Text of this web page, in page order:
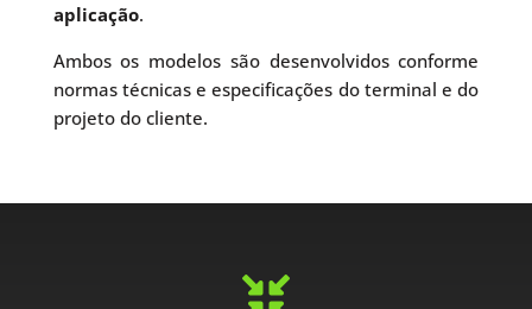
aplicação.
Ambos os modelos são desenvolvidos conforme
normas técnicas e especificações do terminal e do
projeto do cliente.
